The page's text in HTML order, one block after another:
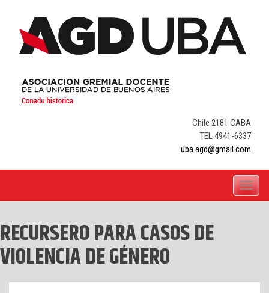
content
Chile 2181 CABA
TEL 4941-6337
uba.agd@gmail.com
Toggle
RECURSERO PARA CASOS DE
VIOLENCIA DE GÉNERO